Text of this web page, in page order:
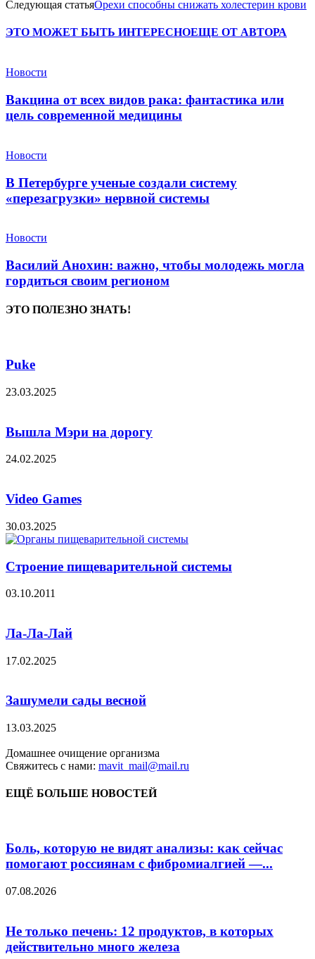
Следующая статьяОрехи способны снижать холестерин крови
ЭТО МОЖЕТ БЫТЬ ИНТЕРЕСНОЕЩЕ ОТ АВТОРА
Новости
Вакцина от всех видов рака: фантастика или
цель современной медицины
Новости
В Петербурге ученые создали систему
«перезагрузки» нервной системы
Новости
Василий Анохин: важно, чтобы молодежь могла
гордиться своим регионом
ЭТО ПОЛЕЗНО ЗНАТЬ!
Puke
23.03.2025
Вышла Мэри на дорогу
24.02.2025
Video Games
30.03.2025
Строение пищеварительной системы
03.10.2011
Ла-Ла-Лай
17.02.2025
Зашумели сады весной
13.03.2025
Домашнее очищение организма
Свяжитесь с нами: mavit_mail@mail.ru
ЕЩЁ БОЛЬШЕ НОВОСТЕЙ
Боль, которую не видят анализы: как сейчас
помогают россиянам с фибромиалгией —...
07.08.2026
Не только печень: 12 продуктов, в которых
действительно много железа